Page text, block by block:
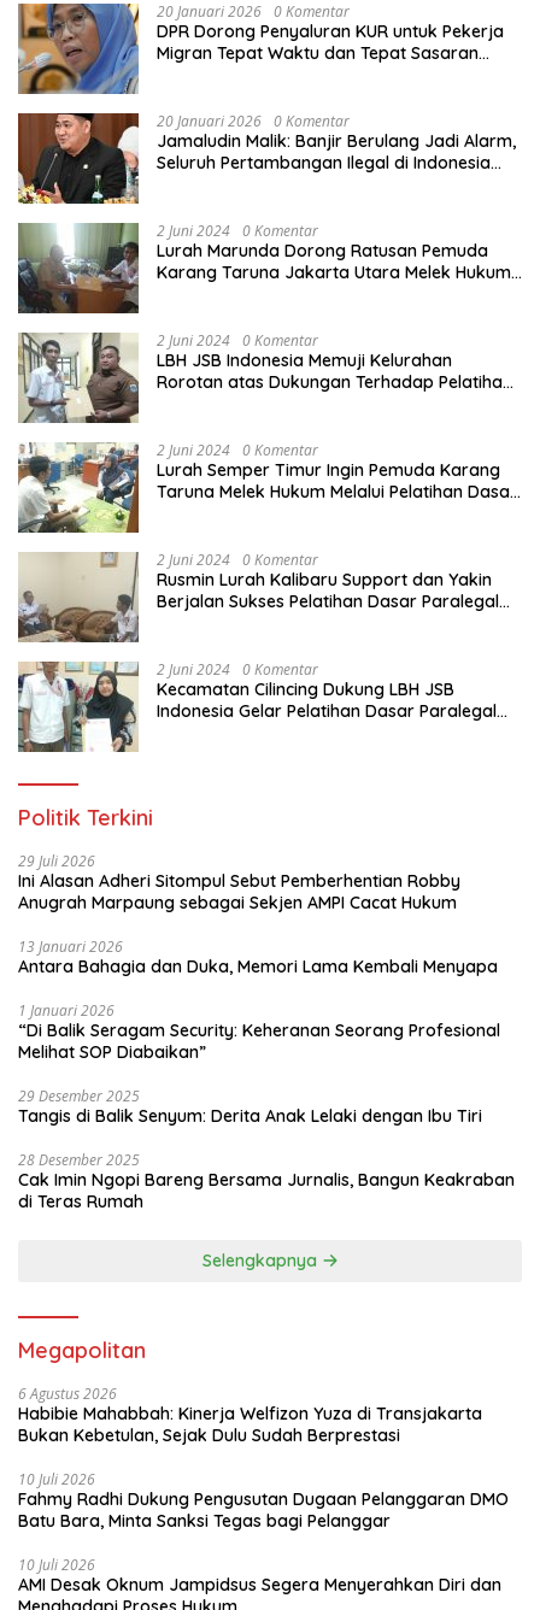
20 Januari 2026 0 Komentar
DPR Dorong Penyaluran KUR untuk Pekerja
Migran Tepat Waktu dan Tepat Sasaran
20 Januari 2026 0 Komentar
Jamaludin Malik: Banjir Berulang Jadi Alarm,
Seluruh Pertambangan Ilegal di Indonesia
2 Juni 2024 0 Komentar
Lurah Marunda Dorong Ratusan Pemuda
Karang Taruna Jakarta Utara Melek Hukum
2 Juni 2024 0 Komentar
LBH JSB Indonesia Memuji Kelurahan
Rorotan atas Dukungan Terhadap Pelatihan
2 Juni 2024 0 Komentar
Lurah Semper Timur Ingin Pemuda Karang
Taruna Melek Hukum Melalui Pelatihan Dasar
2 Juni 2024 0 Komentar
Rusmin Lurah Kalibaru Support dan Yakin
Berjalan Sukses Pelatihan Dasar Paralegal
2 Juni 2024 0 Komentar
Kecamatan Cilincing Dukung LBH JSB
Indonesia Gelar Pelatihan Dasar Paralegal
Politik Terkini
29 Juli 2026
Ini Alasan Adheri Sitompul Sebut Pemberhentian Robby
Anugrah Marpaung sebagai Sekjen AMPI Cacat Hukum
13 Januari 2026
Antara Bahagia dan Duka, Memori Lama Kembali Menyapa
1 Januari 2026
“Di Balik Seragam Security: Keheranan Seorang Profesional
Melihat SOP Diabaikan”
29 Desember 2025
Tangis di Balik Senyum: Derita Anak Lelaki dengan Ibu Tiri
28 Desember 2025
Cak Imin Ngopi Bareng Bersama Jurnalis, Bangun Keakraban
di Teras Rumah
Selengkapnya
Megapolitan
6 Agustus 2026
Habibie Mahabbah: Kinerja Welfizon Yuza di Transjakarta
Bukan Kebetulan, Sejak Dulu Sudah Berprestasi
10 Juli 2026
Fahmy Radhi Dukung Pengusutan Dugaan Pelanggaran DMO
Batu Bara, Minta Sanksi Tegas bagi Pelanggar
10 Juli 2026
AMI Desak Oknum Jampidsus Segera Menyerahkan Diri dan